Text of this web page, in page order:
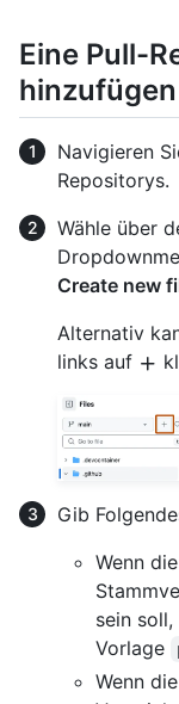
Eine Pull-
hinzufügen
Navigieren
Repositorys.
Wähle über
Create new
Alternativ
links auf
Gib
Wenn
sein
Vorlage
Wenn